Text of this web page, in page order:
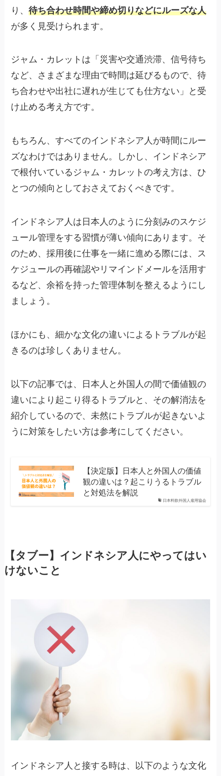
り、待ち合わせ時間や締め切りなどにルーズな人
が多く見受けられます。
ジャム・カレットは「災害や交通渋滞、信号待ち
など、さまざまな理由で時間は延びるもので、待
ち合わせや出社に遅れが生じても仕方ない」と受
け止める考え方です。
もちろん、すべてのインドネシア人が時間にルー
ズなわけではありません。しかし、インドネシア
で根付いているジャム・カレットの考え方は、ひ
とつの傾向としておさえておくべきです。
インドネシア人は日本人のように分刻みのスケジ
ュール管理をする習慣が薄い傾向にあります。そ
のため、採用後に仕事を一緒に進める際には、ス
ケジュールの再確認やリマインドメールを活用す
るなど、余裕を持った管理体制を整えるようにし
ましょう。
ほかにも、細かな文化の違いによるトラブルが起
きるのは珍しくありません。
以下の記事では、日本人と外国人の間で価値観の
違いにより起こり得るトラブルと、その解消法を
紹介しているので、未然にトラブルが起きないよ
うに対策をしたい方は参考にしてください。
日本料飲外国人雇用協会
【決定版】日本人と外国人の価値
観の違いは？起こりうるトラブル
と対処法を解説
【タブー】インドネシア人にやってはい
けないこと
インドネシア人と接する時は、以下のような文化